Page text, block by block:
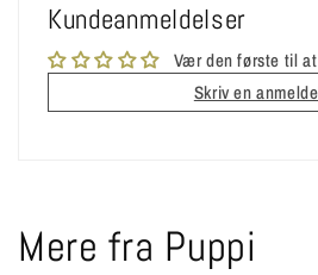
Kundeanmeldelser
Vær den første til
Skriv en
Mere fra Puppi